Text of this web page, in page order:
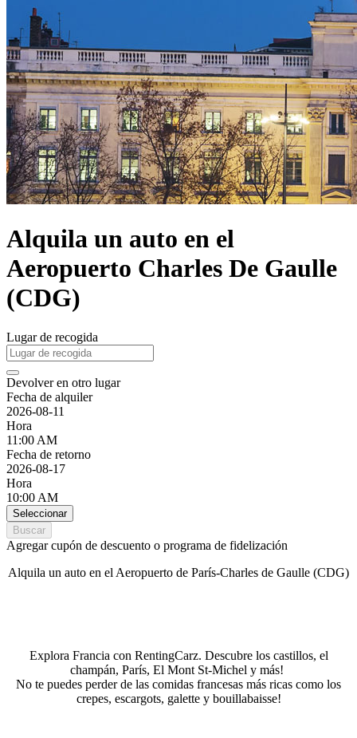
Alquila un auto en el
Aeropuerto Charles De Gaulle
(CDG)
Lugar de recogida
Devolver en otro lugar
Fecha de alquiler
2026-08-11
Hora
11:00 AM
Fecha de retorno
2026-08-17
Hora
10:00 AM
Seleccionar
Buscar
Agregar cupón de descuento o programa de fidelización
Alquila un auto en el Aeropuerto de París-Charles de Gaulle (CDG)
Explora Francia con RentingCarz. Descubre los castillos, el
champán, París, El Mont St-Michel y más!
No te puedes perder de las comidas francesas más ricas como los
crepes, escargots, galette y bouillabaisse!